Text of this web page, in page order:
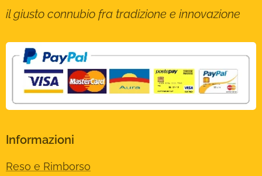
il giusto connubio fra tradizione e innovazione
Informazioni
Reso e Rimborso